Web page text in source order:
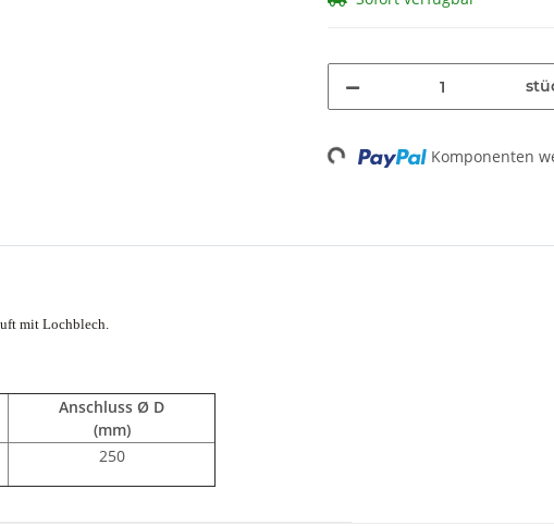
Loading... Komponenten
mit Lochblech.
Anschluss Ø D
(mm)
250